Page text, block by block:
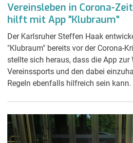
Vereinsleben in Corona-
hilft mit App "Klubraum"
Der Karlsruher Steffen Haak
"Klubraum" bereits vor der Corona-
stellte sich heraus, dass die App
Vereinssports und den dabei
Regeln ebenfalls hilfreich sein kann.